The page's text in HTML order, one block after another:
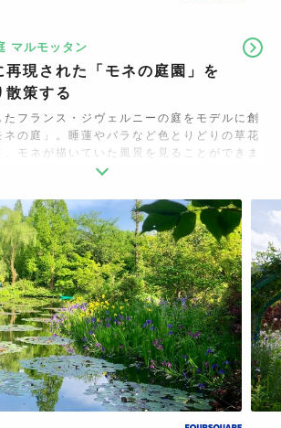
マルモッタン
再現された「モネの庭園」を
散策する
たフランス・ジヴェルニーの庭をモデルに創
ネの庭」。睡蓮やバラなど色とりどりの草花
、モネが描いていた風景を見ることができま
周年の際には、後半の画家人生に影響を与
ラリーショップでは、モネの複製画や生涯を
像を見られるほか、ミュージアムグッズを購
が可能です。